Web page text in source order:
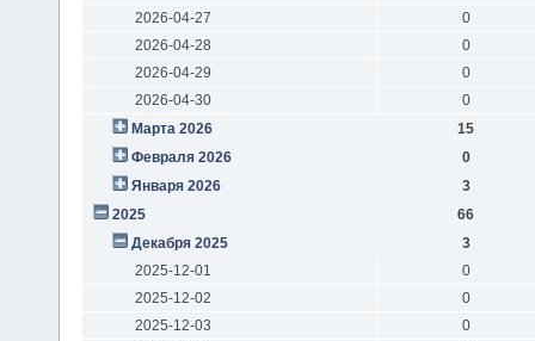
2026-04-27
0
2026-04-28
0
2026-04-29
0
2026-04-30
0
Марта 2026
15
Февраля 2026
0
Января 2026
3
2025
66
Декабря 2025
3
2025-12-01
0
2025-12-02
0
2025-12-03
0